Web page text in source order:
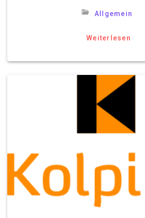
Allgemein
Weiterlesen